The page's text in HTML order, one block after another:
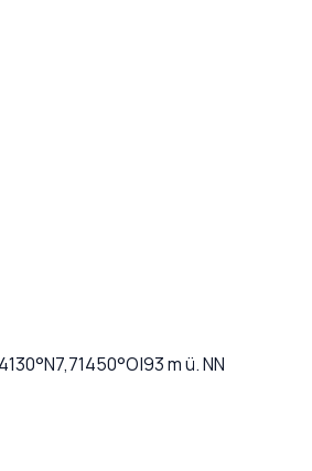
°N7,71450°O|93m ü. NN